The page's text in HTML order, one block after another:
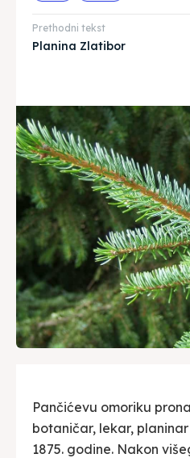
Prethodni tekst
Planina Zlatibor
Pančićevu omoriku
botaničar, lekar,
1875. godine. Nakon